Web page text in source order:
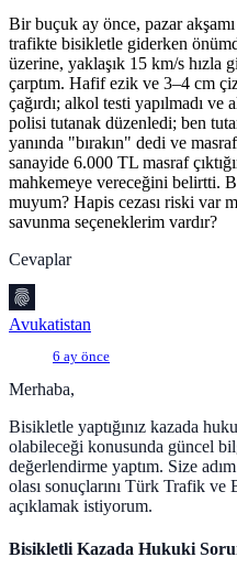
Bir buçuk ay önce, pazar
trafikte bisikletle giderken
üzerine, yaklaşık 15 km/s hızla
çarptım. Hafif ezik ve 3–4 cm
çağırdı; alkol testi yapılmadı
polisi tutanak düzenledi; ben
yanında "bırakın" dedi ve
sanayide 6.000 TL masraf
mahkemeye vereceğini belirtti.
muyum? Hapis cezası riski var
savunma seçeneklerim vardır?
Cevaplar
Avukatistan
6 ay önce
Merhaba,
Bisikletle yaptığınız kazada
olabileceği konusunda güncel
değerlendirme yaptım. Size
olası sonuçlarını Türk Trafik
açıklamak istiyorum.
Bisikletli Kazada Hukuki